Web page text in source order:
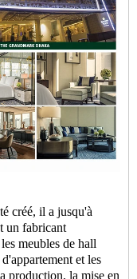
créé, il a jusqu'à
un fabricant
meubles de hall
et les
production, la mise en